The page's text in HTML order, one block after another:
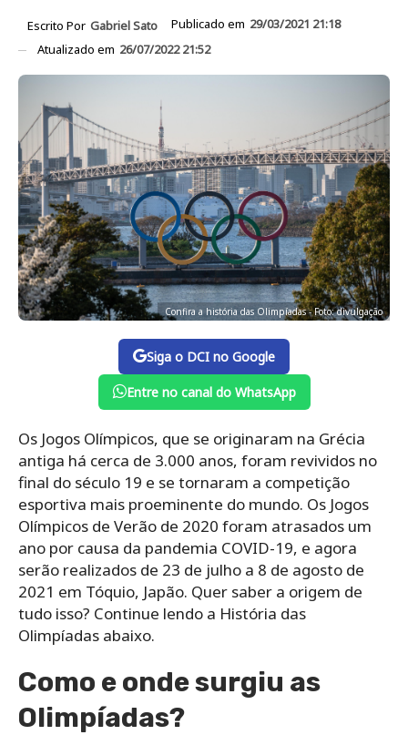
Escrito Por Gabriel Sato Publicado em 29/03/2021 21:18
Atualizado em 26/07/2022 21:52
Confira a história das Olimpíadas - Foto: divulgação
Siga o DCI no Google
Entre no canal do WhatsApp
Os Jogos Olímpicos, que se originaram na Grécia
antiga há cerca de 3.000 anos, foram revividos no
final do século 19 e se tornaram a competição
esportiva mais proeminente do mundo. Os Jogos
Olímpicos de Verão de 2020 foram atrasados ​​um
ano por causa da pandemia COVID-19, e agora
serão realizados de 23 de julho a 8 de agosto de
2021 em Tóquio, Japão. Quer saber a origem de
tudo isso? Continue lendo a História das
Olimpíadas abaixo.
Como e onde surgiu as
Olimpíadas?